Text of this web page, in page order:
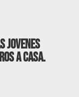
jóvenes
a casa.